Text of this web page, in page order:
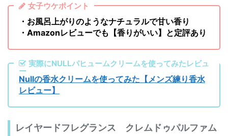
女子ウケポイント
・お風呂上がりのようなナチュラルで甘い香り
・Amazonレビューでも【香りがいい】と定評あり
実際にNULLパヒュームクリームを使ってみたレビュ
ー
Nullの香水クリームを使ってみた【メンズ練り香水
レビュー】
レイヤードフレグランス クレムドゥパルファム